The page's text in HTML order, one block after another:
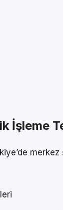
İşleme
merkez